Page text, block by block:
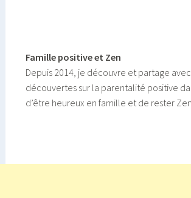
Famille positive et Zen
Depuis 2014, je découvre et partage
découvertes sur la parentalité positive
d’être heureux en famille et de rester